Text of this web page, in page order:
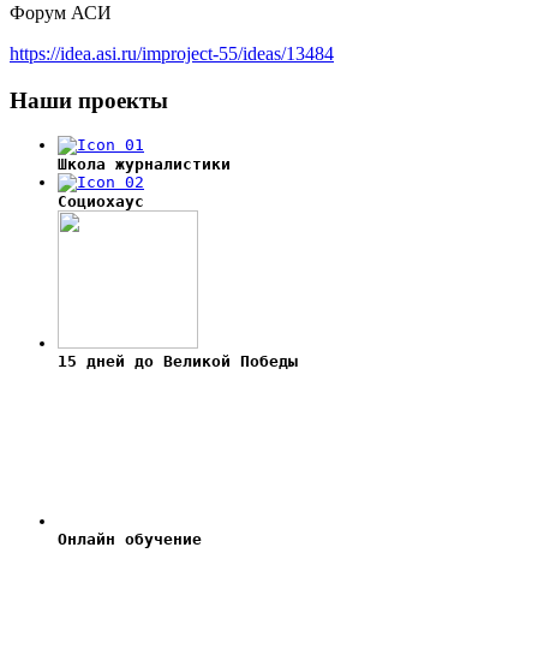
Форум АСИ
https://idea.asi.ru/improject-55/ideas/13484
Наши проекты
Школа журналистики
Социохаус
15 дней до Великой Победы
Онлайн обучение